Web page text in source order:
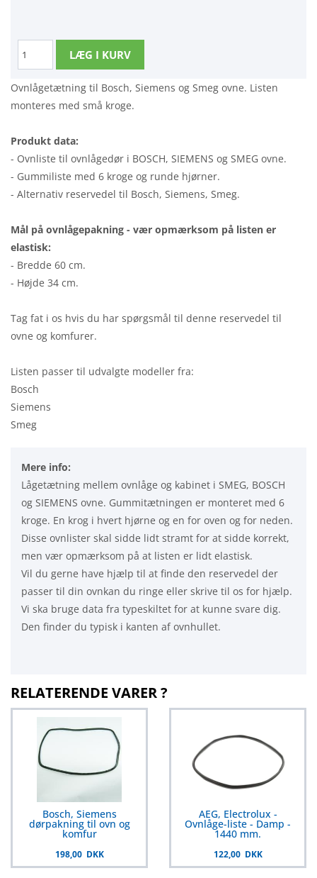
Ovnlågetætning til Bosch, Siemens og Smeg ovne. Listen
monteres med små kroge.
Produkt data:
- Ovnliste til ovnlågedør i BOSCH, SIEMENS og SMEG ovne.
- Gummiliste med 6 kroge og runde hjørner.
- Alternativ reservedel til Bosch, Siemens, Smeg.
Mål på ovnlågepakning - vær opmærksom på listen er
elastisk:
- Bredde 60 cm.
- Højde 34 cm.
Tag fat i os hvis du har spørgsmål til denne reservedel til
ovne og komfurer.
Listen passer til udvalgte modeller fra:
Bosch
Siemens
Smeg
Mere info:
Lågetætning mellem ovnlåge og kabinet i SMEG, BOSCH
og SIEMENS ovne. Gummitætningen er monteret med 6
kroge. En krog i hvert hjørne og en for oven og for neden.
Disse ovnlister skal sidde lidt stramt for at sidde korrekt,
men vær opmærksom på at listen er lidt elastisk.
Vil du gerne have hjælp til at finde den reservedel der
passer til din ovnkan du ringe eller skrive til os for hjælp.
Vi ska bruge data fra typeskiltet for at kunne svare dig.
Den finder du typisk i kanten af ovnhullet.
RELATERENDE VARER ?
Bosch, Siemens
dørpakning til ovn og
komfur
198,00 DKK
AEG, Electrolux -
Ovnlåge-liste - Damp -
1440 mm.
122,00 DKK